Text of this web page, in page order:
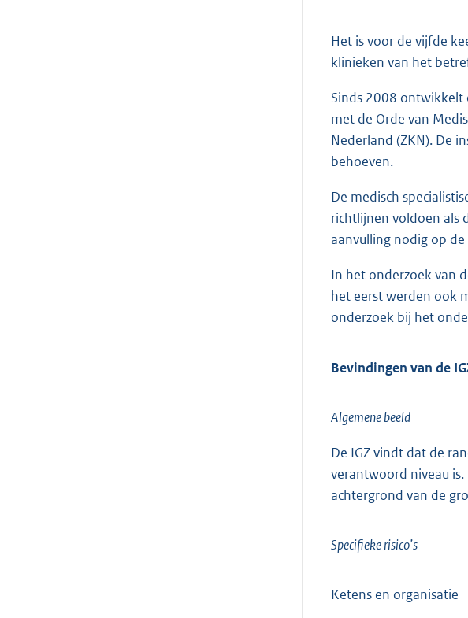
Het is voor de vijfde
klinieken van het
Sinds 2008 ontwikkelt
met de Orde van
Nederland (ZKN). De
behoeven.
De medisch
richtlijnen voldoen als
aanvulling nodig op
In het onderzoek van
het eerst werden ook
onderzoek bij het
Bevindingen van de
Algemene beeld
De IGZ vindt dat de
verantwoord niveau
achtergrond van de
Specifieke risico’s
Ketens en organisatie